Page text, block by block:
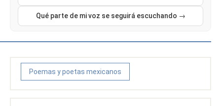
Qué parte de mi voz se seguirá escuchando →
Poemas y poetas mexicanos